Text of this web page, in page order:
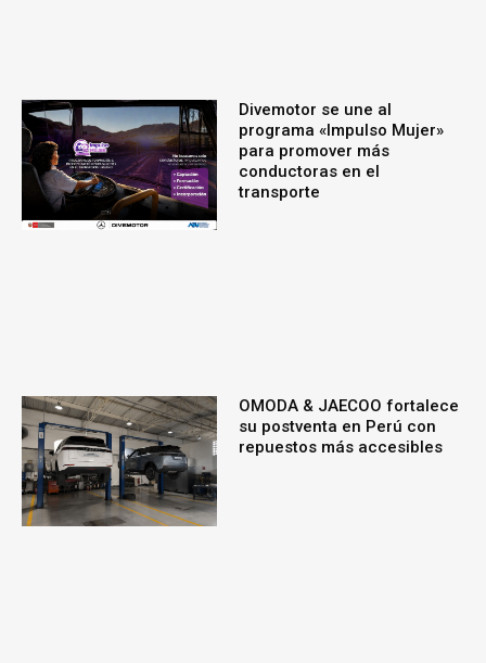
Divemotor se une al
programa «Impulso Mujer»
para promover más
conductoras en el
transporte
OMODA & JAECOO fortalece
su postventa en Perú con
repuestos más accesibles